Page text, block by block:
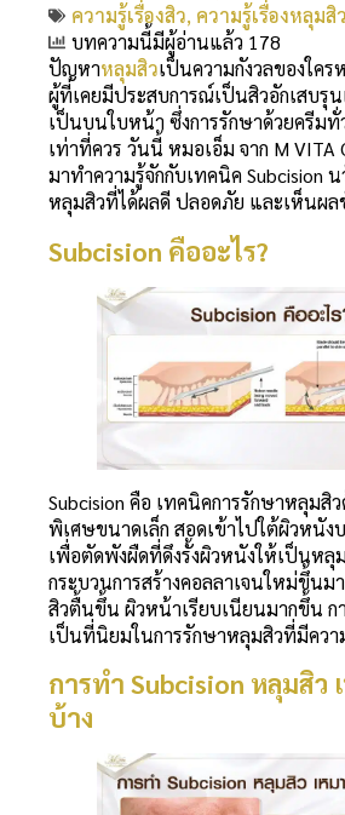
ความรู้เรื่องสิว, ความรู้เรื่องหลุมสิว
บทความนี้มีผู้อ่านแล้ว 178
ปัญหาหลุมสิวเป็นความกังวลของใค
ผู้ที่เคยมีประสบการณ์เป็นสิวอักเสบรุ
เป็นบนใบหน้า ซึ่งการรักษาด้วยครีมทั่
เท่าที่ควร วันนี้ หมอเอ็ม จาก M VITA
มาทำความรู้จักกับเทคนิค Subcision
หลุมสิวที่ได้ผลดี ปลอดภัย และเห็นผล
Subcision คืออะไร?
Subcision คือ เทคนิคการรักษาหลุมสิว
พิเศษขนาดเล็ก สอดเข้าไปใต้ผิวหนั
เพื่อตัดพังผืดที่ดึงรั้งผิวหนังให้เป็นหลุ
กระบวนการสร้างคอลลาเจนใหม่ขึ้น
สิวตื้นขึ้น ผิวหน้าเรียบเนียนมากขึ้น กา
เป็นที่นิยมในการรักษาหลุมสิวที่มีควา
การทำ Subcision หลุมสิว
บ้าง